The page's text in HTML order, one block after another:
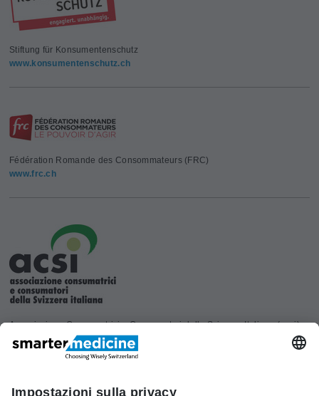
Stiftung für Konsumentenschutz
www.konsumentenschutz.ch
Fédération Romande des Consommateurs (FRC)
www.frc.ch
Associazione Consumatrici e Consumatori della Svizzera Italiana (acsi)
www.acsi.ch